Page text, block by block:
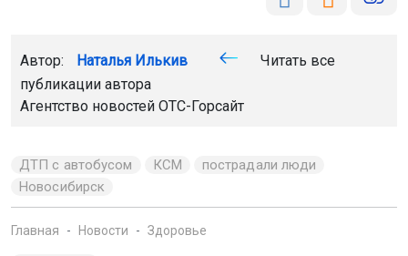
Автор: Наталья Илькив
Читать все
публикации автора
Агентство новостей ОТС-Горсайт
ДТП с автобусом КСМ
пострадали люди
Новосибирск
Главная Новости Здоровье